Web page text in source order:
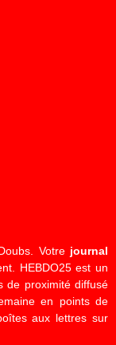
Votre journal
HEBDO25 est un
de proximité diffusé
en points de
aux lettres sur